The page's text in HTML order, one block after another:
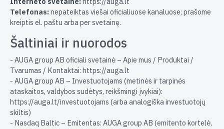
Telefonas:nepateiktas viešai oficialiuose kanaluose; prašome
kreiptis el. paštu arba per svetainę.
Šaltiniai ir nuorodos
- AUGA group AB oficiali svetainė – Apie mus / Produktai /
Tvarumas / Kontaktai: https://auga.lt
- AUGA group AB – Investuotojams (metinės ir tarpinės
ataskaitos, valdybos sudėtys, reikšmingi įvykiai):
https://auga.lt/investuotojams (arba analogiška investuotojų
skiltis)
- Nasdaq Baltic – Emitentas: AUGA group AB (emitento kortelė,